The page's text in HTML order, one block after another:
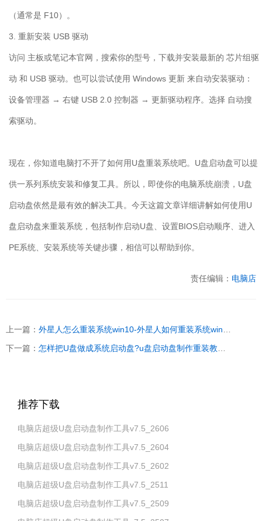
（通常是 F10）。
3. 重新安装 USB 驱动
访问 主板或笔记本官网，搜索你的型号，下载并安装最新的 芯片组驱
动 和 USB 驱动。也可以尝试使用 Windows 更新 来自动安装驱动：
设备管理器 → 右键 USB 2.0 控制器 → 更新驱动程序。选择 自动搜
索驱动。
现在，你知道电脑打不开了如何用U盘重装系统吧。 U盘启动盘可以提
供一系列系统安装和修复工具。所以，即使你的电脑系统崩溃， U盘
启动盘依然是最有效的解决工具。今天这篇文章详细讲解如何使用U
盘启动盘来重装系统，包括制作启动U盘、设置BIOS启动顺序、进入
PE系统、安装系统等关键步骤，相信可以帮助到你。
责任编辑： 电脑店
上一篇： 外星人怎么重装系统win10-外星人如何重装系统win10
下一篇： 怎样把U盘做成系统启动盘?u盘启动盘制作重装教程【图示】
推荐下载
电脑店超级U盘启动盘制作工具v7.5_2606
电脑店超级U盘启动盘制作工具v7.5_2604
电脑店超级U盘启动盘制作工具v7.5_2602
电脑店超级U盘启动盘制作工具v7.5_2511
电脑店超级U盘启动盘制作工具v7.5_2509